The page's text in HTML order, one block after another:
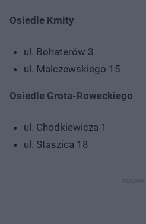
Osiedle Kmity
ul. Bohaterów 3
ul. Malczewskiego 15
Osiedle Grota-Roweckiego
ul. Chodkiewicza 1
ul. Staszica 18